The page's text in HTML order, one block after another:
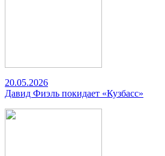
20.05.2026
Давид Фиэль покидает «Кузбасс»